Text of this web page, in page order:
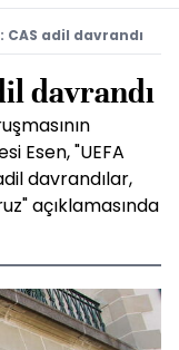
CAS adil davrandı
davrandı
Esen, "UEFA
davrandılar,
açıklamasında